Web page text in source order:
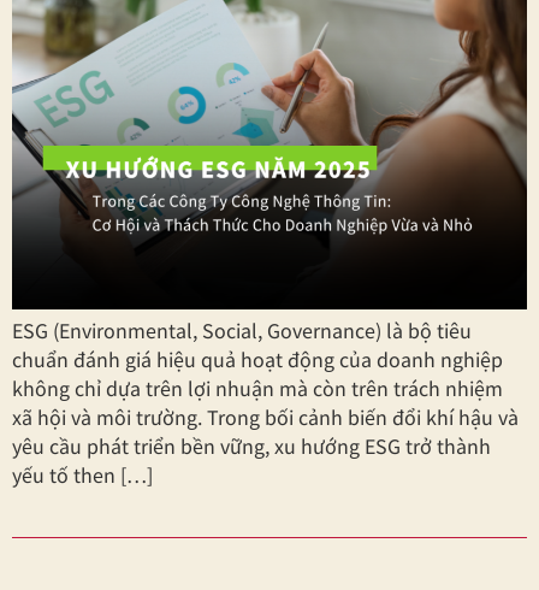
ESG (Environmental, Social, Governance) là bộ tiêu
chuẩn đánh giá hiệu quả hoạt động của doanh nghiệp
không chỉ dựa trên lợi nhuận mà còn trên trách nhiệm
xã hội và môi trường. Trong bối cảnh biến đổi khí hậu và
yêu cầu phát triển bền vững, xu hướng ESG trở thành
yếu tố then […]